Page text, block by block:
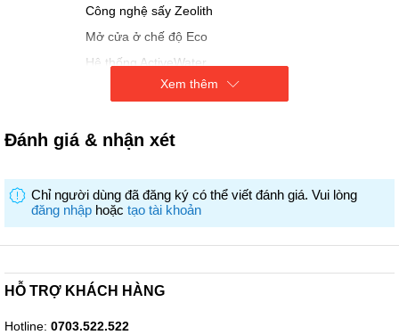
và cảm biến
Công nghệ sấy Zeolith
Mở cửa ở chế độ Eco
Hệ thống ActiveWater
Động cơ EcoSilence
Công nghệ trao đổi nhiệt
Khoang máy: Thép không rỉ
Công nghệ bảo vệ kính
Hỗ trợ phân phối viên rửa (Dosing Assist)
Tính năng
khác
AquaStop: Chống rò nước
Khóa trẻ em
84.5 x 60 x 60 cm
Xem thêm
Đánh giá & nhận xét
Chỉ người dùng đã đăng ký có thể viết đánh giá. Vui lòng
đăng nhập hoặc tạo tài khoản
HỖ TRỢ KHÁCH HÀNG
Hotline: 0703.522.522